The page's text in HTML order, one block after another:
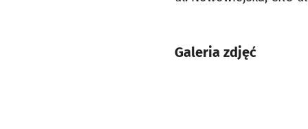
Galeria zdjęć